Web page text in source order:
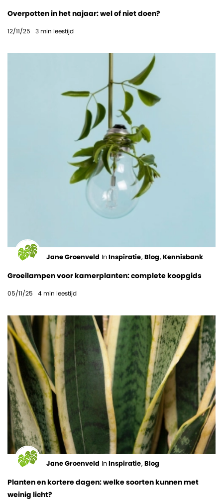
Overpotten in het najaar: wel of niet doen?
12/11/25 3 min leestijd
Jane Groenveld InInspiratie, Blog, Kennisbank
Groeilampen voor kamerplanten: complete koopgids
05/11/25 4 min leestijd
Jane Groenveld InInspiratie, Blog
Planten en kortere dagen: welke soorten kunnen met
weinig licht?